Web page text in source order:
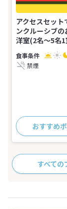
アクセスセッ
ンクルーシブ
洋室(2名～5名1
禁煙
おすすめ
すべての